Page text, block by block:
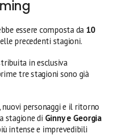
essere composta da 10
precedenti stagioni.
in esclusiva
tre stagioni sono già
nuovi personaggi e il ritorno
stagione di Ginny e Georgia
intense e imprevedibili